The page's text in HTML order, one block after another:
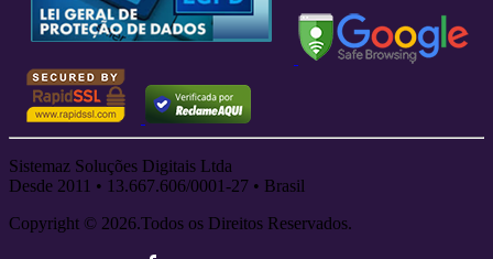
Sistemaz Soluções Digitais Ltda
Desde 2011 • 13.667.606/0001-27 • Brasil
Copyright © 2026.Todos os Direitos Reservados.